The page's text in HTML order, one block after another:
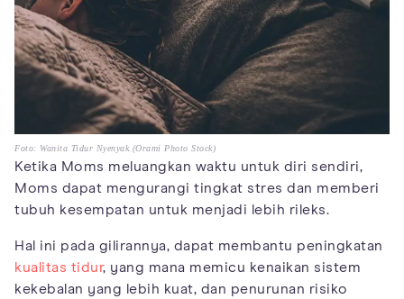
Foto: Wanita Tidur Nyenyak (Orami Photo Stock)
Ketika Moms meluangkan waktu untuk diri sendiri,
Moms dapat mengurangi tingkat stres dan memberi
tubuh kesempatan untuk menjadi lebih rileks.
Hal ini pada gilirannya, dapat membantu peningkatan
kualitas tidur, yang mana memicu kenaikan sistem
kekebalan yang lebih kuat, dan penurunan risiko